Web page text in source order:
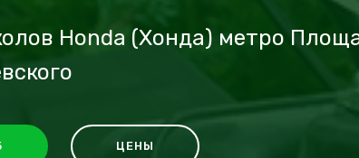
Honda (Хонда) метро
ЦЕНЫ